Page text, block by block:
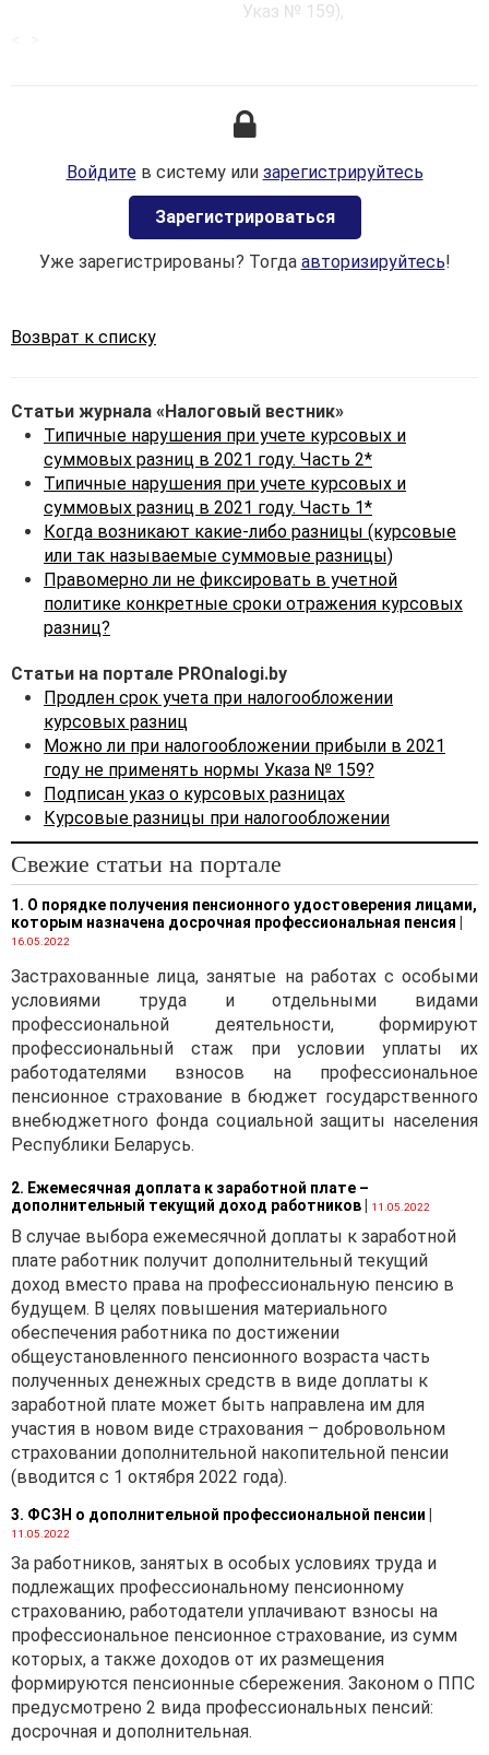
Указ № 159),
организациям (за
исключением банков, ОАО
Беларусь», небанковских
кредитно-финансовых
организаций) (далее —
коммерческие
организации) суммы
стоимости активов
и обязательств
в официальную денежную
единицу Республики
Беларусь (далее —
курсовые разницы),
относить на доходы
(расходы) будущих
периодов и списывать
деятельности и
внереализационные
учитываемые при
исчислении налога на
прибыль, в порядке и сроки,
установленные
организации, но не позднее
31 декабря 2022 г.
Учитывая изложенное,
организациями,
воспользовавшимися в
2021 году правом
отнесения курсовых разниц
на доходы (расходы)
будущих периодов, в
порядке, предоставленном
вносятся изменения в
политике (в части
установления порядка и
сроков включения
курсовых разниц в
состав
внереализационых
доходов (расходов),
учитываемых при
исчислении налога на
прибыль) на дату
вступления в силу
№ 51(20 февраля 2021
действия на отношения,
возникшие с 1 января
2021 г.;
курсовые разницы,
образовавшиеся с 1
января 2021 г.,
включаются в состав
Войдитев систему или зарегистрируйтесь
Зaрегистрироваться
Уже зарегистрированы? Тогда авторизируйтесь!
Возврат к списку
Статьи журнала «Налоговый вестник»
Типичные нарушения при учете курсовых и
суммовых разниц в 2021 году. Часть 2*
Типичные нарушения при учете курсовых и
суммовых разниц в 2021 году. Часть 1*
Когда возникают какие-либо разницы (курсовые
или так называемые суммовые разницы)
Правомерно ли не фиксировать в учетной
политике конкретные сроки отражения курсовых
разниц?
Статьи на портале PROnalogi.by
Продлен срок учета при налогообложении
курсовых разниц
Можно ли при налогообложении прибыли в 2021
году не применять нормы Указа № 159?
Подписан указ о курсовых разницах
Курсовые разницы при налогообложении
Свежие статьи на портале
1. О порядке получения пенсионного удостоверения лицами,
которым назначена досрочная профессиональная пенсия
16.05.2022
Застрахованные лица, занятые на работах с особыми
условиями труда и отдельными видами
профессиональной деятельности, формируют
профессиональный стаж при условии уплаты их
работодателями взносов на профессиональное
пенсионное страхование в бюджет государственного
внебюджетного фонда социальной защиты населения
Республики Беларусь.
2. Ежемесячная доплата к заработной плате –
дополнительный текущий доход работников
11.05.2022
В случае выбора ежемесячной доплаты к заработной
плате работник получит дополнительный текущий
доход вместо права на профессиональную пенсию в
будущем. В целях повышения материального
обеспечения работника по достижении
общеустановленного пенсионного возраста часть
полученных денежных средств в виде доплаты к
заработной плате может быть направлена им для
участия в новом виде страхования – добровольном
страховании дополнительной накопительной пенсии
(вводится с 1 октября 2022 года).
3. ФСЗН о дополнительной профессиональной пенсии
11.05.2022
За работников, занятых в особых условиях труда и
подлежащих профессиональному пенсионному
страхованию, работодатели уплачивают взносы на
профессиональное пенсионное страхование, из сумм
которых, а также доходов от их размещения
формируются пенсионные сбережения. Законом о ППС
предусмотрено 2 вида профессиональных пенсий:
досрочная и дополнительная.